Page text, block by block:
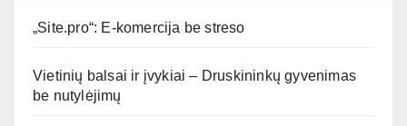
„Site.pro“: E-komercija be streso
Vietinių balsai ir įvykiai – Druskininkų gyvenimas
be nutylėjimų